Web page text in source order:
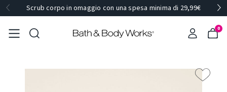
Scrub corpo in omaggio con una spesa minima di 29,99€
0